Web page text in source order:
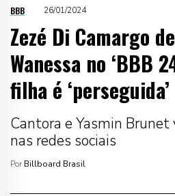
BBB 26/01/2024
Zezé Di Camargo
Wanessa no ‘BBB
filha é ‘perseguida’
Cantora e Yasmin
nas redes sociais
Por Billboard Brasil